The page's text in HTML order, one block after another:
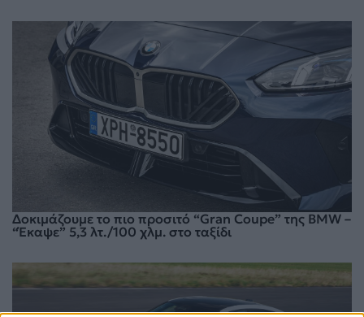
Δοκιμάζουμε το πιο προσιτό “Gran Coupe” της BMW –
“Έκαψε” 5,3 λτ./100 χλμ. στο ταξίδι